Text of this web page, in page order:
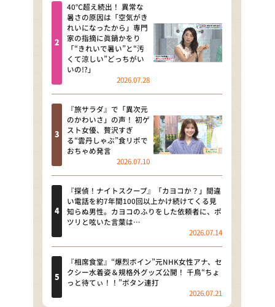
news おかえり
河合＆A.B.C-Z塚田×福井アナ
「なんでやねん！？」（news お
かえり）
DAIGOも台所 ～きょうの献立 何
にする？～
本日はダイアンなり！シーズン２
朝だ！生です旅サラダ
教えて！ニュースライブ 正義の
ミカタ
ＬＩＦＥ～夢のカタチ～
新婚さんいらっしゃい！
ポツンと一軒家
ザキ山小屋本館
40℃超え続出！ 異常な
暑さの原因は「空気がき
れいになったから」専門
家の指摘に眞鍋かをり
「“きれいで暑い”と“汚
くて涼しい”どっちがい
いの!?」
2026.07.28
『旅サラダ』で「異次元
のかわいさ」の声！ 初ゲ
スト女優、贅沢すぎ
る“雲丹しゃぶ”食リポで
おちゃめ発言
2026.07.10
『探偵！ナイトスクープ』「カヨコか？」間違
い電話を約7年間100回以上かけ続けてくる見
知らぬ男性。カヨコのふりをした依頼者に、ポ
ツリと呟いた言葉は…
2026.07.14
『相席食堂』“爆烈ボイン”元NHK女性アナ、セ
クシー水着姿＆規格外グッズ公開！ 千鳥“ちょ
っと待てぃ！！”ボタン連打
2026.07.21